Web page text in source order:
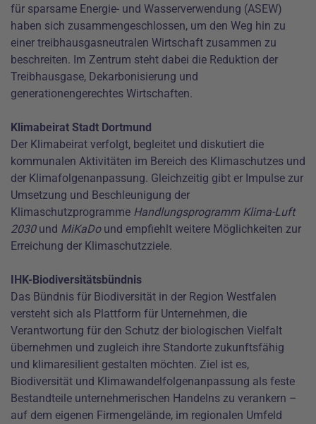
für sparsame Energie- und Wasserverwendung (ASEW)
haben sich zusammengeschlossen, um den Weg hin zu
einer treibhausgasneutralen Wirtschaft zusammen zu
beschreiten. Im Zentrum steht dabei die Reduktion der
Treibhausgase, Dekarbonisierung und
generationengerechtes Wirtschaften.
Klimabeirat Stadt Dortmund
Der Klimabeirat verfolgt, begleitet und diskutiert die
kommunalen Aktivitäten im Bereich des Klimaschutzes und
der Klimafolgenanpassung. Gleichzeitig gibt er Impulse zur
Umsetzung und Beschleunigung der
Klimaschutzprogramme Handlungsprogramm Klima-Luft
2030und MiKaDound empfiehlt weitere Möglichkeiten zur
Erreichung der Klimaschutzziele.
IHK-Biodiversitätsbündnis
Das Bündnis für Biodiversität in der Region Westfalen
versteht sich als Plattform für Unternehmen, die
Verantwortung für den Schutz der biologischen Vielfalt
übernehmen und zugleich ihre Standorte zukunftsfähig
und klimaresilient gestalten möchten. Ziel ist es,
Biodiversität und Klimawandelfolgenanpassung als feste
Bestandteile unternehmerischen Handelns zu verankern –
auf dem eigenen Firmengelände, im regionalen Umfeld